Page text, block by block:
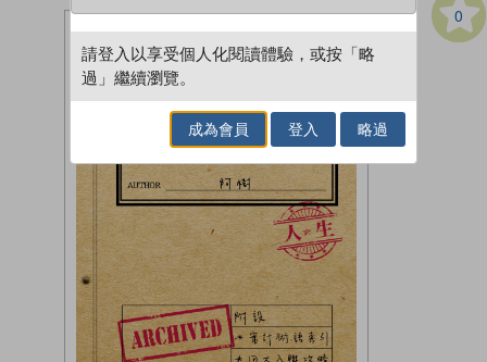
0
請登入以享受個人化閱讀體驗，或按「略
過」繼續瀏覽。
成為會員 登入 略過